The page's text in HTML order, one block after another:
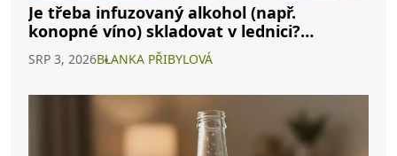
Je třeba infuzovaný alkohol (např.
konopné víno) skladovat v lednici?
Kompletní průvodce
SRP 3, 2026BLANKA PŘIBYLOVÁ